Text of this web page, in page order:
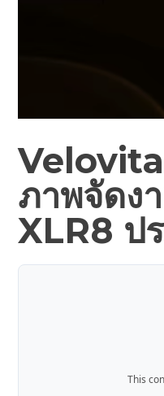
Velovita
ภาพจัดง
XLR8 ป
This